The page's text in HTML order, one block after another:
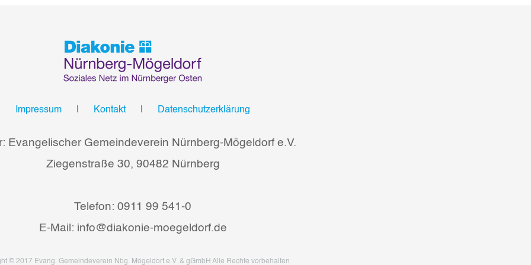
Impressum Kontakt Datenschutzerklärung
Evangelischer Gemeindeverein Nürnberg-Mögeldorf e.V.
Ziegenstraße 30, 90482 Nürnberg
Telefon: 0911 99 541-0
E-Mail: info@diakonie-moegeldorf.de
© 2017 Evang. Gemeindeverein Nbg. Mögeldorf e.V. & gGmbH Alle Rechte vorbehalten